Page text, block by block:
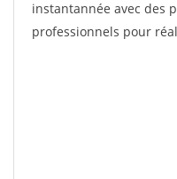
instantannée avec des
professionnels pour